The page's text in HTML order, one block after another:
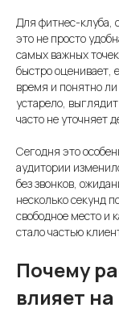
Для фитнес-клуба,
это не просто
самых важных
быстро оценивает,
время и понятно
устарело,
часто не уточняет
Сегодня это
аудитории
без звонков,
несколько секунд
свободное место и
стало частью
Почему
влияет